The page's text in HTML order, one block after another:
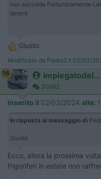
non succede Fortunatamente
tenere
Giusto
Modificato da Pedro2 il 02/03/
16
impiegatodel...
30982
Inserito il 02/03/2024 alle:
In risposta al messaggio di
Giusto
Ecco, allora la prossima
frigoriferi in estate non